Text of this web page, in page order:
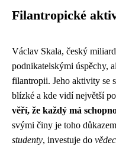
Filantropické
Václav Skala, český
podnikatelskými úspěchy,
filantropii. Jeho aktivity se
blízké a kde vidí největší
věří, že každý má
svými činy je toho
studenty, investuje do